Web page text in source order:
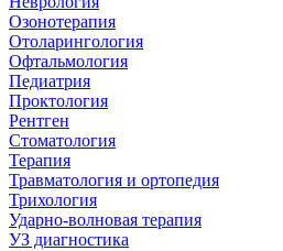
Озонотерапия
Отоларингология
Офтальмология
Педиатрия
Проктология
Рентген
Стоматология
Терапия
Травматология и ортопедия
Трихология
Ударно-волновая терапия
УЗ диагностика